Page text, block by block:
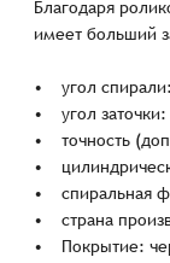
Благодаря
имеет больший
• угол
• угол заточки:
• точность
•
• спиральная
• страна
• Покрытие: